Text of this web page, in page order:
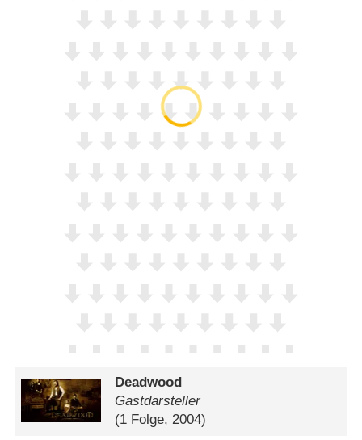
Deadwood
Gastdarsteller
(1 Folge, 2004)